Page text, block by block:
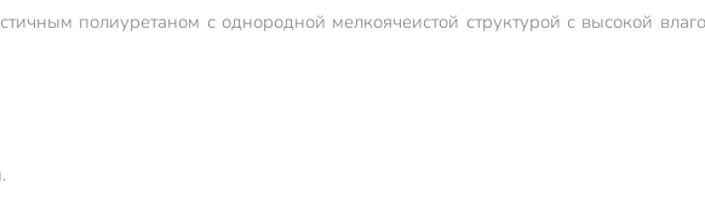
полиуретаном с однородной мелкоячеистой структурой с высокой